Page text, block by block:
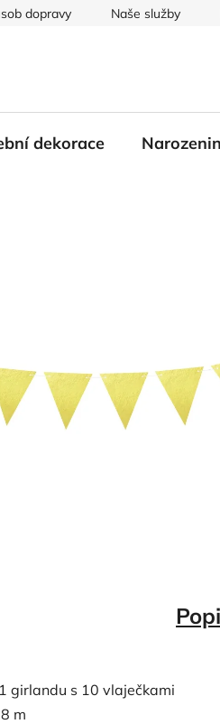
dopravy Naše služby
dekorace
girlandu s 10 vlaječkami
m